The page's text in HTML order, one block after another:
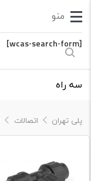
[wcas-search-form]
سه راه
پلی تهران اتصالات